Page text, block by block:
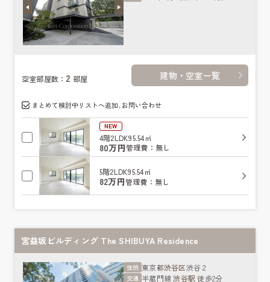
空室部屋数： 2 部屋 建物・空室一覧
まとめて検討中リストへ追加､お問い合わせ
NEW
4階2LDK95.54㎡
80万円管理費：無し
5階2LDK95.54㎡
82万円管理費：無し
宮益坂ビルディング The SHIBUYA Residence
住所 東京都渋谷区渋谷２
交通 半蔵門線渋谷駅 徒歩2分